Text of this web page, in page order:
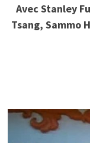
Avec Stanley
Tsang, Sammo